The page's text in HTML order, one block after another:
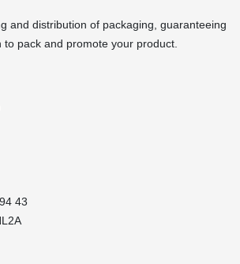
and distribution of packaging, guaranteeing
pack and promote your product.
43